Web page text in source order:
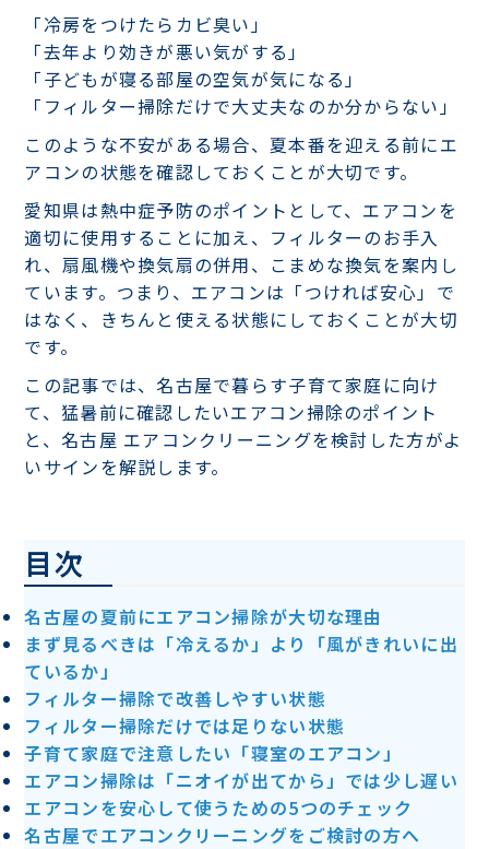
「冷房をつけたらカビ臭い」
「去年より効きが悪い気がする」
「子どもが寝る部屋の空気が気になる」
「フィルター掃除だけで大丈夫なのか分からない」
このような不安がある場合、夏本番を迎える前にエ
アコンの状態を確認しておくことが大切です。
愛知県は熱中症予防のポイントとして、エアコンを
適切に使用することに加え、フィルターのお手入
れ、扇風機や換気扇の併用、こまめな換気を案内し
ています。つまり、エアコンは「つければ安心」で
はなく、きちんと使える状態にしておくことが大切
です。
この記事では、名古屋で暮らす子育て家庭に向け
て、猛暑前に確認したいエアコン掃除のポイント
と、名古屋 エアコンクリーニングを検討した方がよ
いサインを解説します。
目次
名古屋の夏前にエアコン掃除が大切な理由
まず見るべきは「冷えるか」より「風がきれいに出
ているか」
フィルター掃除で改善しやすい状態
フィルター掃除だけでは足りない状態
子育て家庭で注意したい「寝室のエアコン」
エアコン掃除は「ニオイが出てから」では少し遅い
エアコンを安心して使うための5つのチェック
名古屋でエアコンクリーニングをご検討の方へ